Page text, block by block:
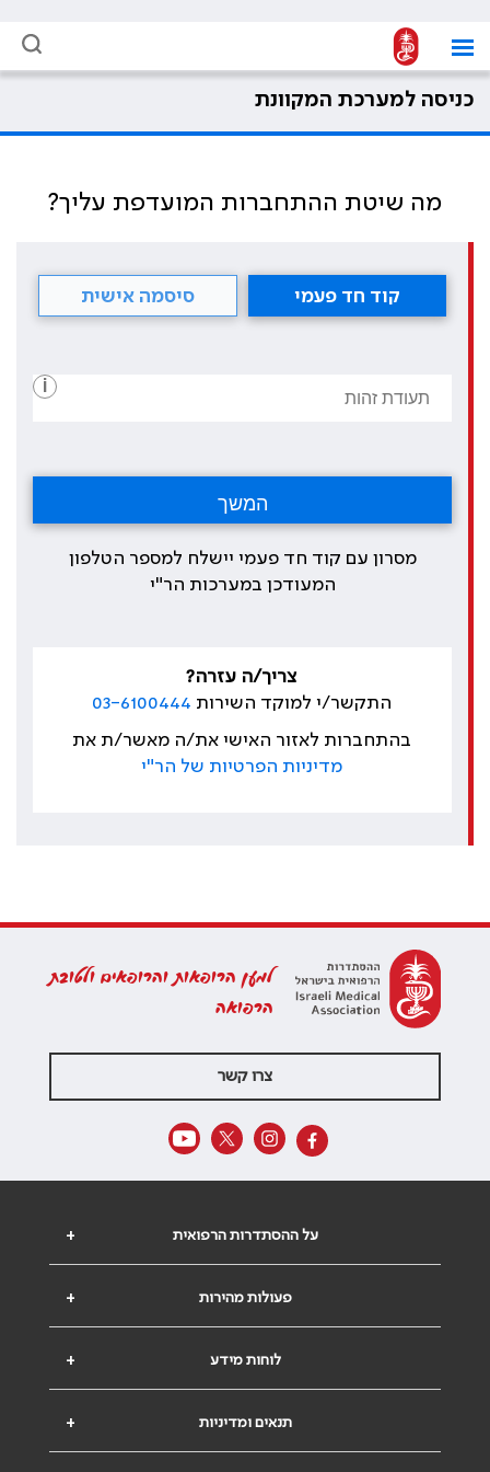
כניסה למערכת המקוונת
מה שיטת ההתחברות המועדפת עליך?
קוד חד פעמי סיסמה אישית
i
מסרון עם קוד חד פעמי יישלח למספר הטלפון
המעודכן במערכות הר"י
צריך/ה עזרה?
התקשר/י למוקד השירות 03-6100444
בהתחברות לאזור האישי את/ה מאשר/ת את
מדיניות הפרטיות של הר"י
למען הרופאות והרופאים ולטובת
הרפואה
צרו קשר
+ על ההסתדרות הרפואית
+ פעולות מהירות
+ לוחות מידע
+ תנאים ומדיניות